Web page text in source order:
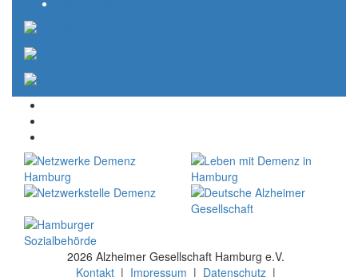
2026 Alzheimer Gesellschaft Hamburg e.V.
Kontakt | Impressum | Datenschutz |